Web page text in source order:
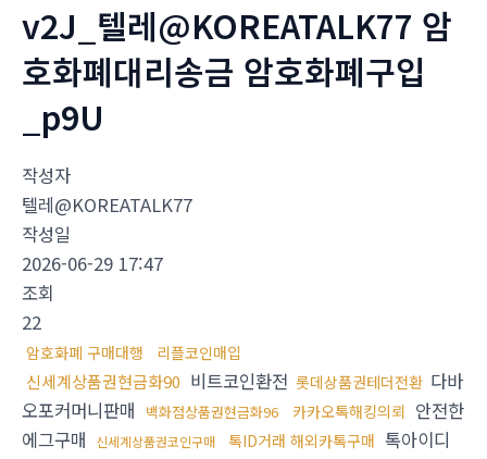
v2J_텔레@KOREATALK77 암
호화폐대리송금 암호화폐구입
_p9U
작성자
텔레@KOREATALK77
작성일
2026-06-29 17:47
조회
22
암호화폐 구매대행 리플코인매입
신세계상품권현금화90 비트코인환전 롯데상품권테더전환 다바
오포커머니판매
백화점상품권현금화96 카카오톡해킹의뢰 안전한
에그구매
신세계상품권코인구매 톡ID거래 해외카톡구매 톡아이디